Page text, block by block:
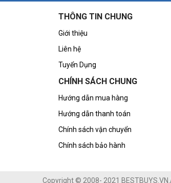
THÔNG TIN CHUNG
Giới thiệu
Liên hệ
Tuyển Dụng
CHÍNH SÁCH CHUNG
Hướng dẫn mua hàng
Hướng dẫn thanh toán
Chính sách vận chuyển
Chính sách bảo hành
Copyright © 2008- 2021